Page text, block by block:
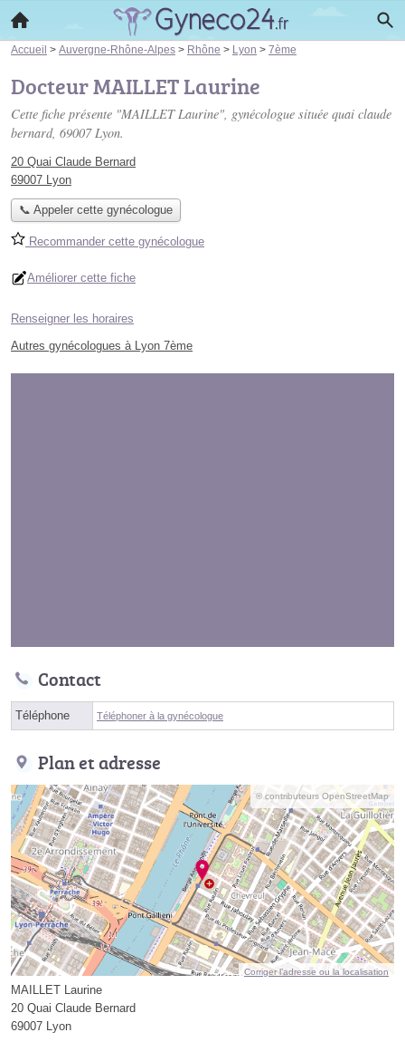
Accueil > Auvergne-Rhône-Alpes > Rhône > Lyon > 7ème
Docteur MAILLET Laurine
Cette fiche présente "MAILLET Laurine", gynécologue située quai claude
bernard, 69007 Lyon.
20 Quai Claude Bernard
69007 Lyon
📞 Appeler cette gynécologue
Recommander cette gynécologue
Améliorer cette fiche
Renseigner les horaires
Autres gynécologues à Lyon 7ème
Contact
Téléphone Téléphoner à la gynécologue
Plan et adresse
© contributeurs OpenStreetMap
Corriger l’adresse ou la localisation
MAILLET Laurine
20 Quai Claude Bernard
69007 Lyon